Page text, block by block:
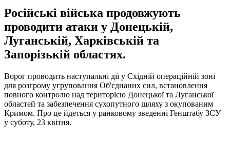
Російські війська продовжують
проводити атаки у Донецькій,
Луганській, Харківській та
Запорізькій областях.
Ворог проводить наступальні дії у Східній операційній зоні
для розгрому угруповання Об'єднаних сил, встановлення
повного контролю над територією Донецької та Луганської
областей та забезпечення сухопутного шляху з окупованим
Кримом. Про це йдеться у ранковому зведенні Генштабу ЗСУ
у суботу, 23 квітня.